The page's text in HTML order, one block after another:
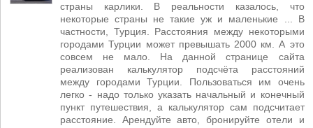
страны карлики. В реальности казалось, что
некоторые страны не такие уж и маленькие ... В
частности, Турция. Расстояния между некоторыми
городами Турции может превышать 2000 км. А это
совсем не мало. На данной странице сайта
реализован калькулятор подсчёта расстояний
между городами Турции. Пользоваться им очень
легко - надо только указать начальный и конечный
пункт путешествия, а калькулятор сам подсчитает
расстояние. Арендуйте авто, бронируйте отели и